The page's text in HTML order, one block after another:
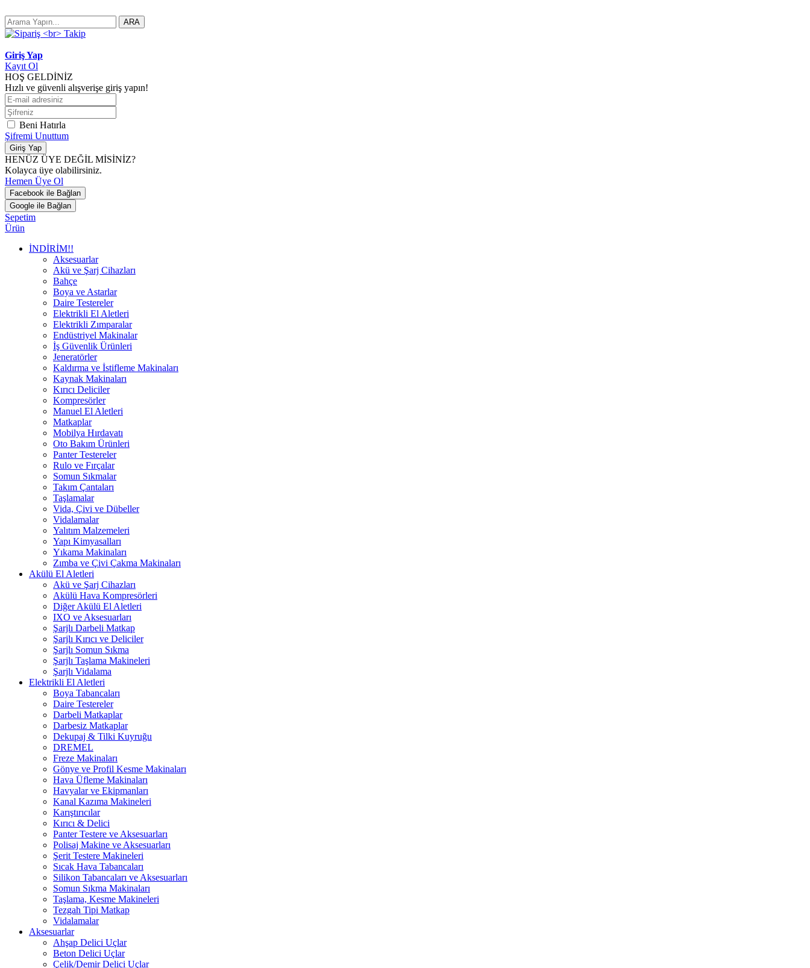
ARA
Giriş Yap
Kayıt Ol
HOŞ GELDİNİZ
Hızlı ve güvenli alışverişe giriş yapın!
Beni Hatırla
Şifremi Unuttum
Giriş Yap
HENÜZ ÜYE DEĞİL MİSİNİZ?
Kolayca üye olabilirsiniz.
Hemen Üye Ol
Facebook ile Bağlan
Google ile Bağlan
Sepetim
Ürün
İNDİRİM!!
Aksesuarlar
Akü ve Şarj Cihazları
Bahçe
Boya ve Astarlar
Daire Testereler
Elektrikli El Aletleri
Elektrikli Zımparalar
Endüstriyel Makinalar
İş Güvenlik Ürünleri
Jeneratörler
Kaldırma ve İstifleme Makinaları
Kaynak Makinaları
Kırıcı Deliciler
Kompresörler
Manuel El Aletleri
Matkaplar
Mobilya Hırdavatı
Oto Bakım Ürünleri
Panter Testereler
Rulo ve Fırçalar
Somun Sıkmalar
Takım Çantaları
Taşlamalar
Vida, Çivi ve Dübeller
Vidalamalar
Yalıtım Malzemeleri
Yapı Kimyasalları
Yıkama Makinaları
Zımba ve Çivi Çakma Makinaları
Akülü El Aletleri
Akü ve Şarj Cihazları
Akülü Hava Kompresörleri
Diğer Akülü El Aletleri
IXO ve Aksesuarları
Şarjlı Darbeli Matkap
Şarjlı Kırıcı ve Deliciler
Şarjlı Somun Sıkma
Şarjlı Taşlama Makineleri
Şarjlı Vidalama
Elektrikli El Aletleri
Boya Tabancaları
Daire Testereler
Darbeli Matkaplar
Darbesiz Matkaplar
Dekupaj & Tilki Kuyruğu
DREMEL
Freze Makinaları
Gönye ve Profil Kesme Makinaları
Hava Üfleme Makinaları
Havyalar ve Ekipmanları
Kanal Kazıma Makineleri
Karıştırıcılar
Kırıcı & Delici
Panter Testere ve Aksesuarları
Polisaj Makine ve Aksesuarları
Şerit Testere Makineleri
Sıcak Hava Tabancaları
Silikon Tabancaları ve Aksesuarları
Somun Sıkma Makinaları
Taşlama, Kesme Makineleri
Tezgah Tipi Matkap
Vidalamalar
Aksesuarlar
Ahşap Delici Uçlar
Beton Delici Uçlar
Çelik/Demir Delici Uçlar